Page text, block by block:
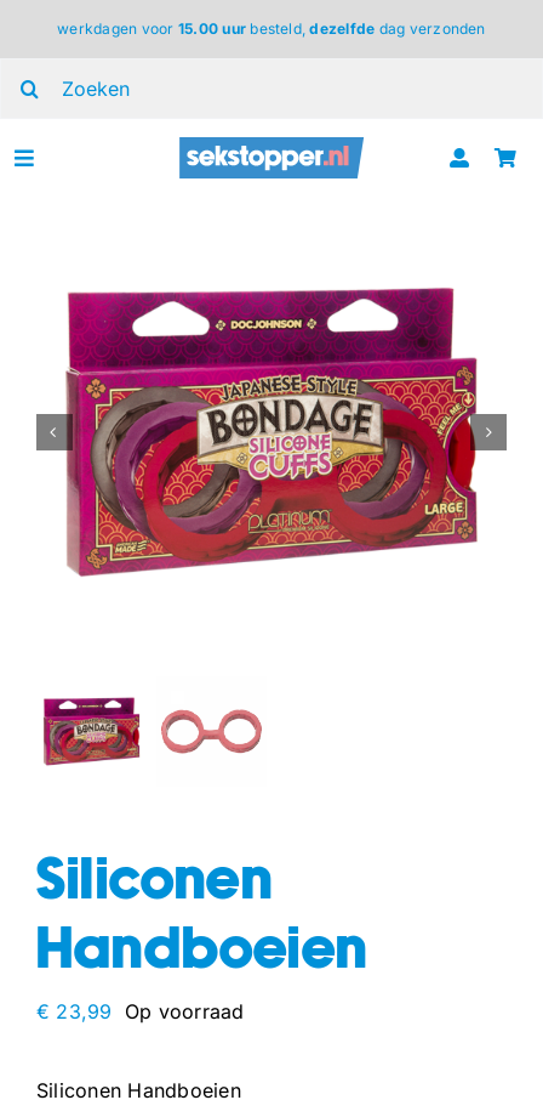
inhoud
werkdagen voor 15.00 uur besteld,dezelfde dag verzonden
Toggle
voor hem
voor koppels
lingerie
BDSM
drogisterij
Siliconen
Handboeien
€ 23,99 Op voorraad
Siliconen Handboeien